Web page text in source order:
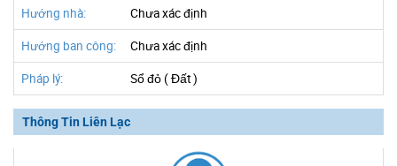
Hướng nhà: Chưa xác định
Hướng ban công: Chưa xác định
Pháp lý: Sổ đỏ ( Đất )
Thông Tin Liên Lạc